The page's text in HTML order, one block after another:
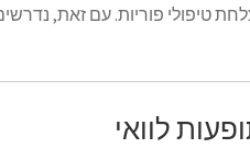
טיפולי פוריות. עם זאת,
לוואי